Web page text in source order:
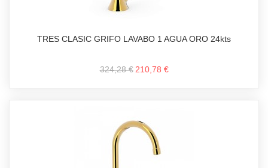
TRES CLASIC GRIFO LAVABO 1 AGUA ORO 24kts
324,28 € 210,78 €